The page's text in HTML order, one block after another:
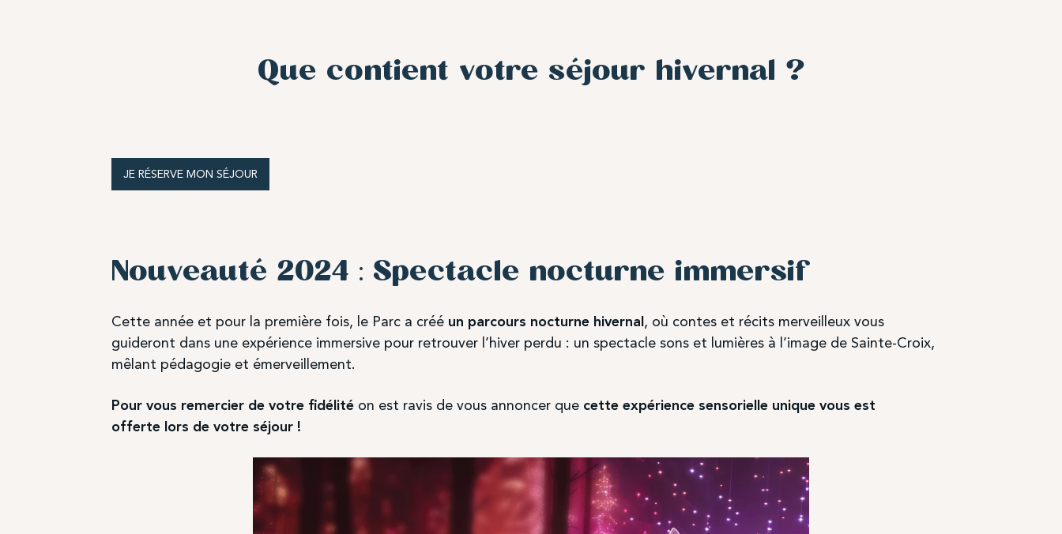
Que contient votre séjour hivernal ?
JE RÉSERVE MON SÉJOUR
Nouveauté 2024 : Spectacle nocturne immersif
Cette année et pour la première fois, le Parc a créé un parcours nocturne hivernal, où contes et récits merveilleux vous
guideront dans une expérience immersive pour retrouver l’hiver perdu : un spectacle sons et lumières à l’image de Sainte-Croix,
mêlant pédagogie et émerveillement.
Pour vous remercier de votre fidélitéon est ravis de vous annoncer que cette expérience sensorielle unique vous est
offerte lors de votre séjour !